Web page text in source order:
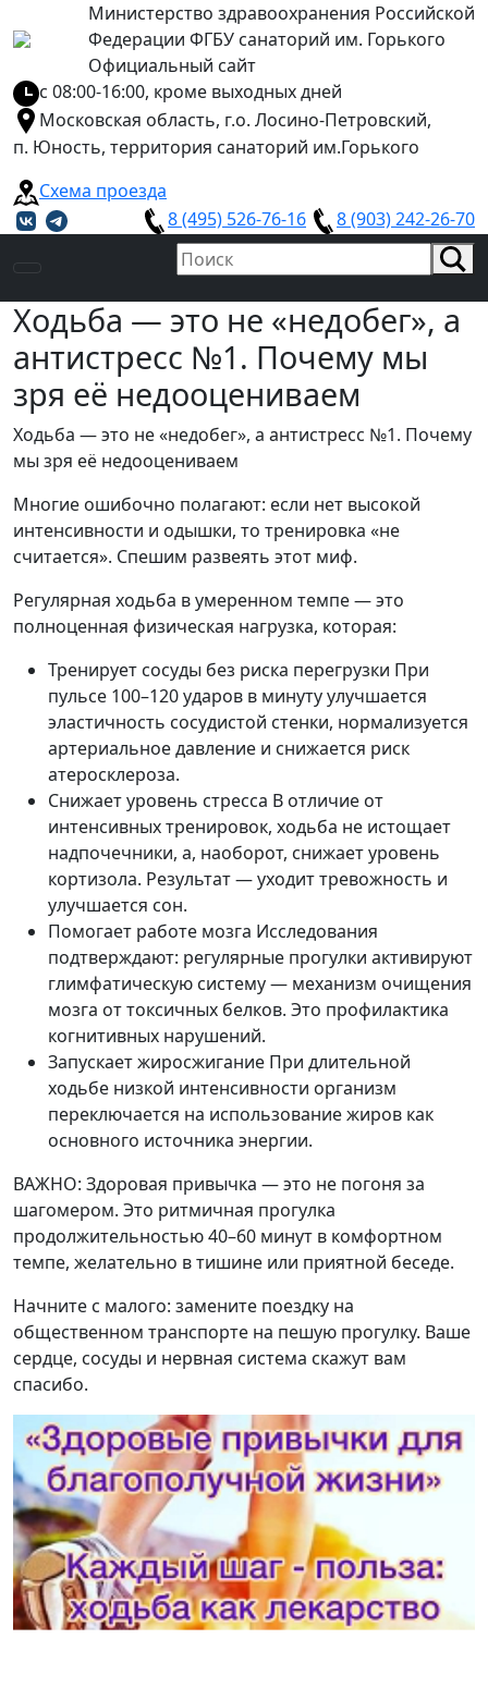
Министерство здравоохранения Российской
Федерации ФГБУ санаторий им. Горького
Официальный сайт
с 08:00-16:00, кроме выходных дней
Московская область, г.о. Лосино-Петровский,
п. Юность, территория санаторий им.Горького
Схема проезда
8 (495) 526-76-16
8 (903) 242-26-70
Ходьба — это не «недобег», а
антистресс №1. Почему мы
зря её недооцениваем
Ходьба — это не «недобег», а антистресс №1. Почему
мы зря её недооцениваем
Многие ошибочно полагают: если нет высокой
интенсивности и одышки, то тренировка «не
считается». Спешим развеять этот миф.
Регулярная ходьба в умеренном темпе — это
полноценная физическая нагрузка, которая:
Тренирует сосуды без риска перегрузки При
пульсе 100–120 ударов в минуту улучшается
эластичность сосудистой стенки, нормализуется
артериальное давление и снижается риск
атеросклероза.
Снижает уровень стресса В отличие от
интенсивных тренировок, ходьба не истощает
надпочечники, а, наоборот, снижает уровень
кортизола. Результат — уходит тревожность и
улучшается сон.
Помогает работе мозга Исследования
подтверждают: регулярные прогулки активируют
глимфатическую систему — механизм очищения
мозга от токсичных белков. Это профилактика
когнитивных нарушений.
Запускает жиросжигание При длительной
ходьбе низкой интенсивности организм
переключается на использование жиров как
основного источника энергии.
ВАЖНО: Здоровая привычка — это не погоня за
шагомером. Это ритмичная прогулка
продолжительностью 40–60 минут в комфортном
темпе, желательно в тишине или приятной беседе.
Начните с малого: замените поездку на
общественном транспорте на пешую прогулку. Ваше
сердце, сосуды и нервная система скажут вам
спасибо.